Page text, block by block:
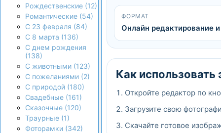
Рождественские (12)
Романтические (54)
С 23 февраля (84)
С 8 марта (136)
С днем рождения
(138)
С животными (123)
С пожеланиями (2)
С природой (180)
Свадебные (161)
Сказочные (120)
Траурные (1)
Фоторамки (342)
ФОРМАТ
Онлайн редактирование
Как использовать
Откройте редактор по
Загрузите свою
Скачайте готовое